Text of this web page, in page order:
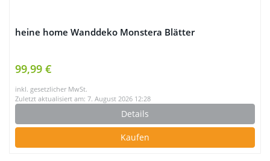
heine home Wanddeko Monstera Blätter
99,99 €
inkl. gesetzlicher MwSt.
Zuletzt aktualisiert am: 7. August 2026 12:28
Details
Kaufen